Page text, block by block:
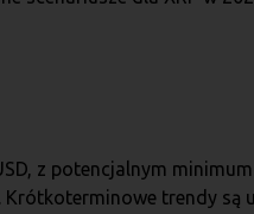
z potencjalnym
trendy są